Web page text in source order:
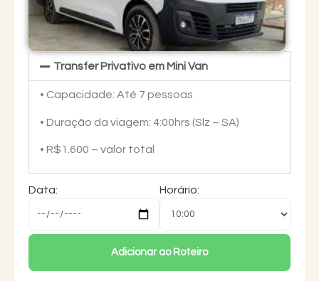
Transfer Privativo em Mini Van
• Capacidade: Até 7 pessoas
• Duração da viagem: 4:00hrs (Slz – SA)
• R$1.600 – valor total
Data: Horário:
Adicionar ao Roteiro